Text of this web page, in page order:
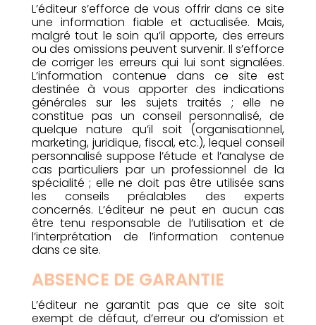
L’éditeur s’efforce de vous offrir dans ce site
une information fiable et actualisée. Mais,
malgré tout le soin qu’il apporte, des erreurs
ou des omissions peuvent survenir. Il s’efforce
de corriger les erreurs qui lui sont signalées.
L’information contenue dans ce site est
destinée à vous apporter des indications
générales sur les sujets traités ; elle ne
constitue pas un conseil personnalisé, de
quelque nature qu’il soit (organisationnel,
marketing, juridique, fiscal, etc.), lequel conseil
personnalisé suppose l’étude et l’analyse de
cas particuliers par un professionnel de la
spécialité ; elle ne doit pas être utilisée sans
les conseils préalables des experts
concernés. L’éditeur ne peut en aucun cas
être tenu responsable de l’utilisation et de
l’interprétation de l’information contenue
dans ce site.
ABSENCE DE GARANTIE
L’éditeur ne garantit pas que ce site soit
exempt de défaut, d’erreur ou d’omission et